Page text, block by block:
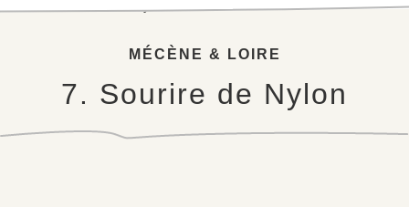
MÉCÈNE & LOIRE
7. Sourire de Nylon